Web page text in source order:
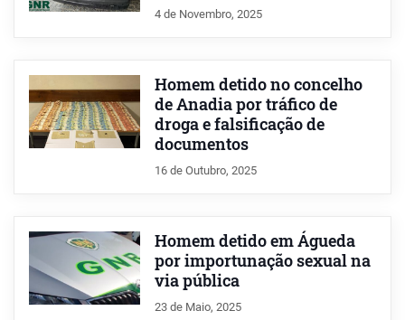
4 de Novembro, 2025
Homem detido no concelho
de Anadia por tráfico de
droga e falsificação de
documentos
16 de Outubro, 2025
Homem detido em Águeda
por importunação sexual na
via pública
23 de Maio, 2025